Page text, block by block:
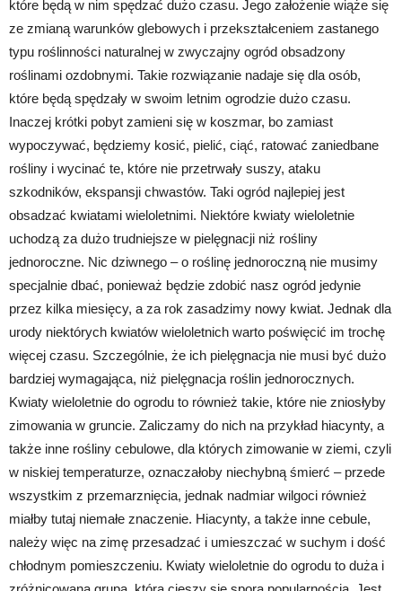
które będą w nim spędzać dużo czasu. Jego założenie wiąże się
ze zmianą warunków glebowych i przekształceniem zastanego
typu roślinności naturalnej w zwyczajny ogród obsadzony
roślinami ozdobnymi. Takie rozwiązanie nadaje się dla osób,
które będą spędzały w swoim letnim ogrodzie dużo czasu.
Inaczej krótki pobyt zamieni się w koszmar, bo zamiast
wypoczywać, będziemy kosić, pielić, ciąć, ratować zaniedbane
rośliny i wycinać te, które nie przetrwały suszy, ataku
szkodników, ekspansji chwastów. Taki ogród najlepiej jest
obsadzać kwiatami wieloletnimi. Niektóre kwiaty wieloletnie
uchodzą za dużo trudniejsze w pielęgnacji niż rośliny
jednoroczne. Nic dziwnego – o roślinę jednoroczną nie musimy
specjalnie dbać, ponieważ będzie zdobić nasz ogród jedynie
przez kilka miesięcy, a za rok zasadzimy nowy kwiat. Jednak dla
urody niektórych kwiatów wieloletnich warto poświęcić im trochę
więcej czasu. Szczególnie, że ich pielęgnacja nie musi być dużo
bardziej wymagająca, niż pielęgnacja roślin jednorocznych.
Kwiaty wieloletnie do ogrodu to również takie, które nie zniosłyby
zimowania w gruncie. Zaliczamy do nich na przykład hiacynty, a
także inne rośliny cebulowe, dla których zimowanie w ziemi, czyli
w niskiej temperaturze, oznaczałoby niechybną śmierć – przede
wszystkim z przemarznięcia, jednak nadmiar wilgoci również
miałby tutaj niemałe znaczenie. Hiacynty, a także inne cebule,
należy więc na zimę przesadzać i umieszczać w suchym i dość
chłodnym pomieszczeniu. Kwiaty wieloletnie do ogrodu to duża i